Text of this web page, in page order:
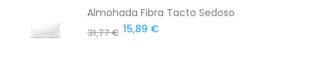
Almohada Fibra Tacto Sedoso
31,77 € 15,89 €